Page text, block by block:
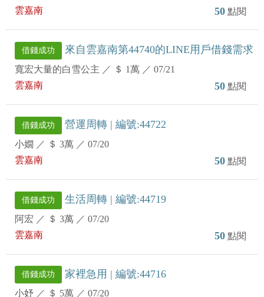
雲嘉南
50 點閱
借錢成功 來自雲嘉南第44740的LINE用戶借錢需求
寬宏大量的白雪公主 ／ ＄ 1萬 ／ 07/21
雲嘉南
50 點閱
借錢成功 營運周轉 | 編號:44722
小嫺 ／ ＄ 3萬 ／ 07/20
雲嘉南
50 點閱
借錢成功 生活周轉 | 編號:44719
阿宏 ／ ＄ 3萬 ／ 07/20
雲嘉南
50 點閱
借錢成功 家裡急用 | 編號:44716
小妤 ／ ＄ 5萬 ／ 07/20